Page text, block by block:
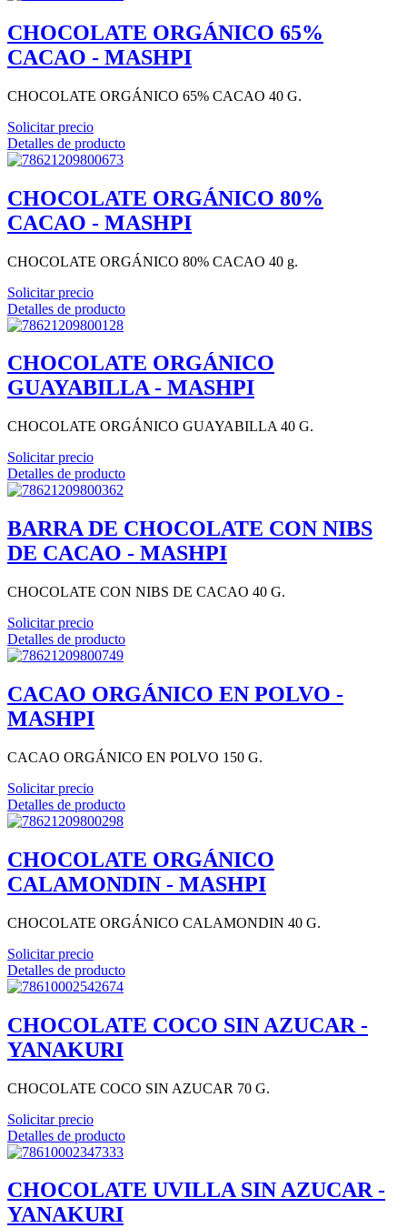
CHOCOLATE ORGÁNICO 65%
CACAO - MASHPI
CHOCOLATE ORGÁNICO 65% CACAO 40 G.
Solicitar precio
Detalles de producto
CHOCOLATE ORGÁNICO 80%
CACAO - MASHPI
CHOCOLATE ORGÁNICO 80% CACAO 40 g.
Solicitar precio
Detalles de producto
CHOCOLATE ORGÁNICO
GUAYABILLA - MASHPI
CHOCOLATE ORGÁNICO GUAYABILLA 40 G.
Solicitar precio
Detalles de producto
BARRA DE CHOCOLATE CON NIBS
DE CACAO - MASHPI
CHOCOLATE CON NIBS DE CACAO 40 G.
Solicitar precio
Detalles de producto
CACAO ORGÁNICO EN POLVO -
MASHPI
CACAO ORGÁNICO EN POLVO 150 G.
Solicitar precio
Detalles de producto
CHOCOLATE ORGÁNICO
CALAMONDIN - MASHPI
CHOCOLATE ORGÁNICO CALAMONDIN 40 G.
Solicitar precio
Detalles de producto
CHOCOLATE COCO SIN AZUCAR -
YANAKURI
CHOCOLATE COCO SIN AZUCAR 70 G.
Solicitar precio
Detalles de producto
CHOCOLATE UVILLA SIN AZUCAR -
YANAKURI